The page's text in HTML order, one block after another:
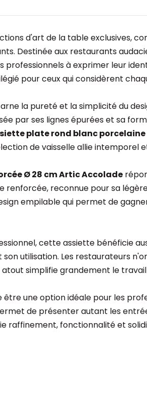
d'art de la table exclusives,
Destinée aux restaurants
à exprimer leur
pour ceux qui considèrent
la pureté et la simplicité du
par ses lignes épurées et sa
plate rond blanc
de vaisselle allie
Ø 28 cm Artic Accolade
renforcée, reconnue pour sa
empilable qui permet de
cette assiette bénéficie
utilisation. Les restaurateurs
simplifie grandement le
une option idéale pour les
de présenter autant les
raffinement, fonctionnalité et